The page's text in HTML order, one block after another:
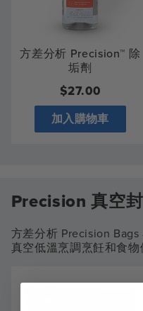
方差分析 Precision™ 除
垢劑
常
規
價
$27.00
加入購物車
Precision 真空
方差分析 Precision
真空低溫烹調烹飪和食物